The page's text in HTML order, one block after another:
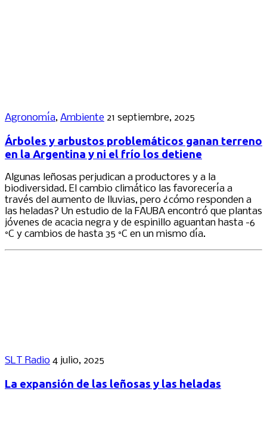
Agronomía, Ambiente 21 septiembre, 2025
Árboles y arbustos problemáticos ganan terreno
en la Argentina y ni el frío los detiene
Algunas leñosas perjudican a productores y a la
biodiversidad. El cambio climático las favorecería a
través del aumento de lluvias, pero ¿cómo responden a
las heladas? Un estudio de la FAUBA encontró que plantas
jóvenes de acacia negra y de espinillo aguantan hasta -6
°C y cambios de hasta 35 °C en un mismo día.
SLT Radio 4 julio, 2025
La expansión de las leñosas y las heladas